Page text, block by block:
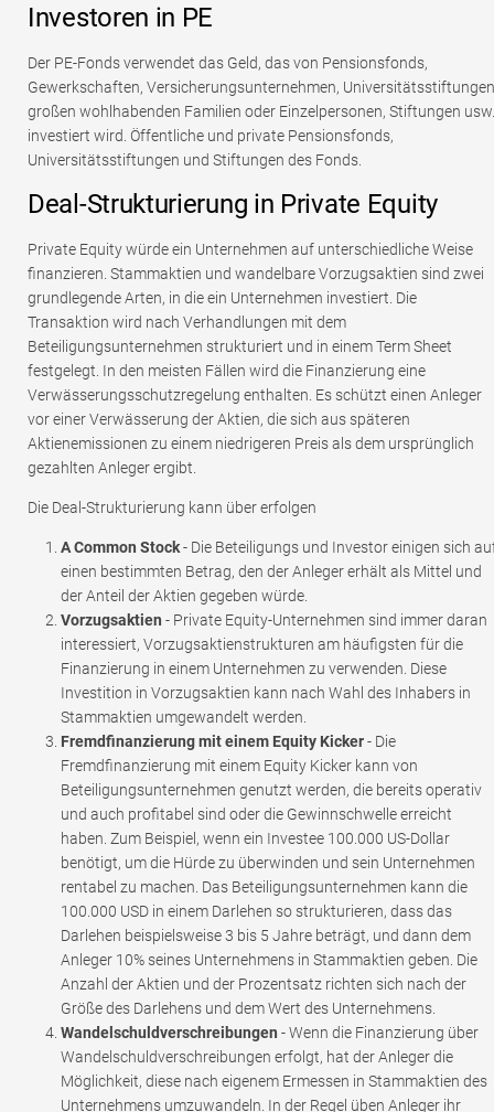
Investoren in PE
Der PE-Fonds verwendet das Geld, das von Pensionsfonds,
Gewerkschaften, Versicherungsunternehmen,
großen wohlhabenden Familien oder Einzelpersonen, Stiftungen usw.
investiert wird. Öffentliche und private Pensionsfonds,
Universitätsstiftungen und Stiftungen des Fonds.
Deal-Strukturierung in Private Equity
Private Equity würde ein Unternehmen auf unterschiedliche Weise
finanzieren. Stammaktien und wandelbare Vorzugsaktien sind zwei
grundlegende Arten, in die ein Unternehmen investiert. Die
Transaktion wird nach Verhandlungen mit dem
Beteiligungsunternehmen strukturiert und in einem Term Sheet
festgelegt. In den meisten Fällen wird die Finanzierung eine
Verwässerungsschutzregelung enthalten. Es schützt einen Anleger
vor einer Verwässerung der Aktien, die sich aus späteren
Aktienemissionen zu einem niedrigeren Preis als dem ursprünglich
gezahlten Anleger ergibt.
Die Deal-Strukturierung kann über erfolgen
A Common Stock- Die Beteiligungs und Investor einigen sich
einen bestimmten Betrag, den der Anleger erhält als Mittel und
der Anteil der Aktien gegeben würde.
Vorzugsaktien - Private Equity-Unternehmen sind immer daran
interessiert, Vorzugsaktienstrukturen am häufigsten für die
Finanzierung in einem Unternehmen zu verwenden. Diese
Investition in Vorzugsaktien kann nach Wahl des Inhabers in
Stammaktien umgewandelt werden.
Fremdfinanzierung mit einem Equity Kicker- Die
Fremdfinanzierung mit einem Equity Kicker kann von
Beteiligungsunternehmen genutzt werden, die bereits operativ
und auch profitabel sind oder die Gewinnschwelle erreicht
haben. Zum Beispiel, wenn ein Investee 100.000 US-Dollar
benötigt, um die Hürde zu überwinden und sein Unternehmen
rentabel zu machen. Das Beteiligungsunternehmen kann die
100.000 USD in einem Darlehen so strukturieren, dass das
Darlehen beispielsweise 3 bis 5 Jahre beträgt, und dann dem
Anleger 10% seines Unternehmens in Stammaktien geben. Die
Anzahl der Aktien und der Prozentsatz richten sich nach der
Größe des Darlehens und dem Wert des Unternehmens.
Wandelschuldverschreibungen - Wenn die Finanzierung über
Wandelschuldverschreibungen erfolgt, hat der Anleger die
Möglichkeit, diese nach eigenem Ermessen in Stammaktien des
Unternehmens umzuwandeln. In der Regel üben Anleger ihr